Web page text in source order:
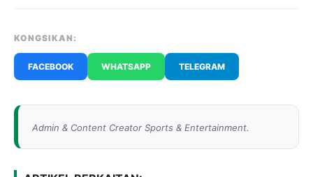
KONGSIKAN:
FACEBOOK WHATSAPP TELEGRAM
Admin & Content Creator Sports & Entertainment.